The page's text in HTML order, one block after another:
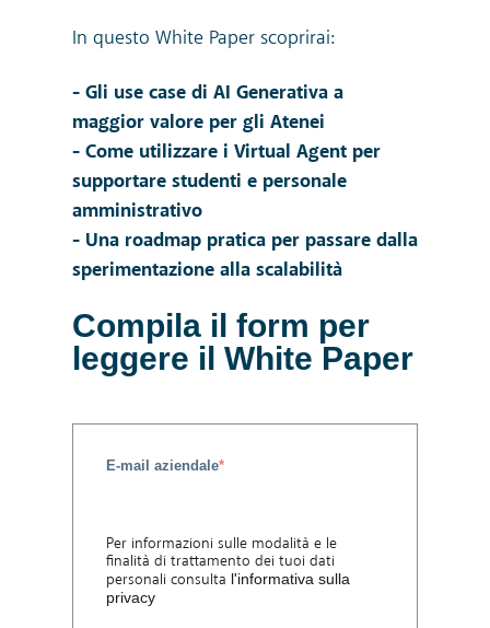
In questo White Paper scoprirai:
- Gli use case di AI Generativa a
maggior valore per gli Atenei
- Come utilizzare i Virtual Agent per
supportare studenti e personale
amministrativo
- Una roadmap pratica per passare dalla
sperimentazione alla scalabilità
Compila il form per
leggere il White Paper
E-mail aziendale*
Per informazioni sulle modalità e le
finalità di trattamento dei tuoi dati
personali consulta l'informativa sulla
privacy